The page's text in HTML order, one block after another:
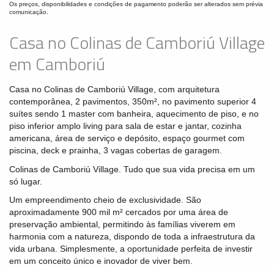
Os preços, disponibilidades e condições de pagamento poderão ser alterados sem prévia
comunicação.
Casa no Colinas de Camboriú Village
em Camboriú
Casa no Colinas de Camboriú Village, com arquitetura
contemporânea, 2 pavimentos, 350m², no pavimento superior 4
suítes sendo 1 master com banheira, aquecimento de piso, e no
piso inferior amplo living para sala de estar e jantar, cozinha
americana, área de serviço e depósito, espaço gourmet com
piscina, deck e prainha, 3 vagas cobertas de garagem.
Colinas de Camboriú Village. Tudo que sua vida precisa em um
só lugar.
Um empreendimento cheio de exclusividade. São
aproximadamente 900 mil m² cercados por uma área de
preservação ambiental, permitindo às famílias viverem em
harmonia com a natureza, dispondo de toda a infraestrutura da
vida urbana. Simplesmente, a oportunidade perfeita de investir
em um conceito único e inovador de viver bem.